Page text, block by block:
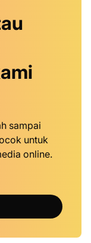
sampai
untuk
online.